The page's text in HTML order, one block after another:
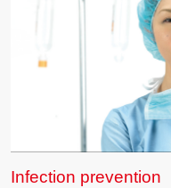
Infection prevention